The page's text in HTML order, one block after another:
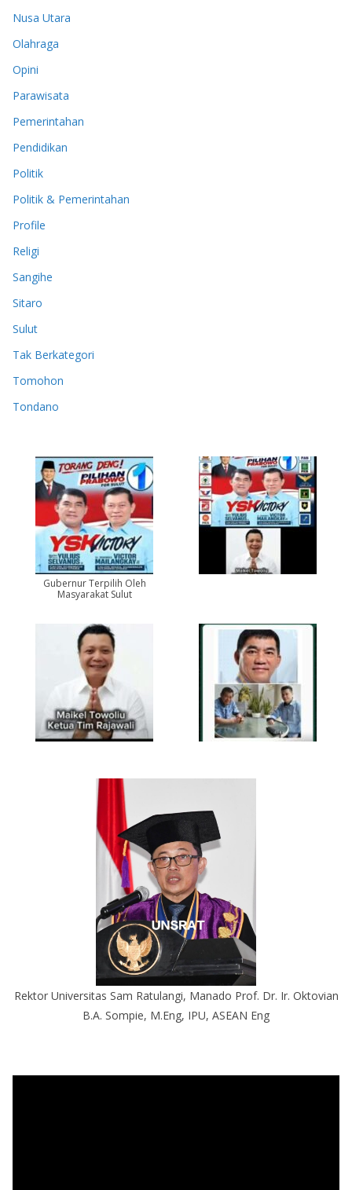
Nusa Utara
Olahraga
Opini
Parawisata
Pemerintahan
Pendidikan
Politik
Politik & Pemerintahan
Profile
Religi
Sangihe
Sitaro
Sulut
Tak Berkategori
Tomohon
Tondano
Gubernur Terpilih Oleh
Masyarakat Sulut
Rektor Universitas Sam Ratulangi, Manado Prof. Dr. Ir. Oktovian
B.A. Sompie, M.Eng, IPU, ASEAN Eng